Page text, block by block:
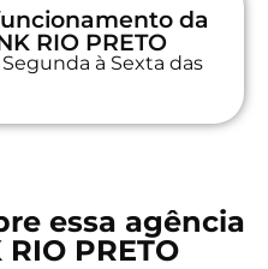
da
RIO PRETO
à Sexta das
essa agência
PRETO